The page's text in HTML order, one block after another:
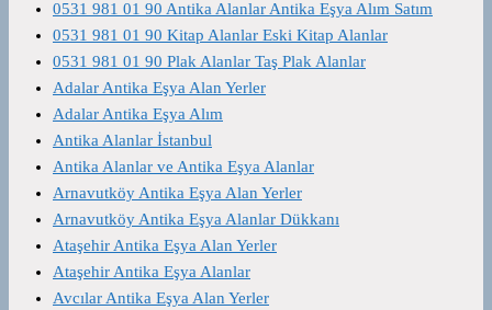
0531 981 01 90 Antika Alanlar Antika Eşya Alım Satım
0531 981 01 90 Kitap Alanlar Eski Kitap Alanlar
0531 981 01 90 Plak Alanlar Taş Plak Alanlar
Adalar Antika Eşya Alan Yerler
Adalar Antika Eşya Alım
Antika Alanlar İstanbul
Antika Alanlar ve Antika Eşya Alanlar
Arnavutköy Antika Eşya Alan Yerler
Arnavutköy Antika Eşya Alanlar Dükkanı
Ataşehir Antika Eşya Alan Yerler
Ataşehir Antika Eşya Alanlar
Avcılar Antika Eşya Alan Yerler